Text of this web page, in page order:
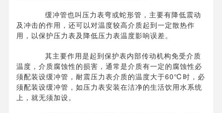
缓冲管也叫压力表弯或蛇形管，主要有降低震动
及冲击的作用，还可以对温度较高介质起到一定散热作
用，以保护压力表及降低压力表温度影响误差。
其主要作用是起到保护表内部传动机构免受介质
温度，介质腐蚀性的损害，通常是介质有一定的腐蚀性必
须配装设缓冲管，耐震压力表介质的温度大于60℃时，必
须配装设缓冲管，如压力表安装在洁净的生活饮用水系统
上，就无须加设。